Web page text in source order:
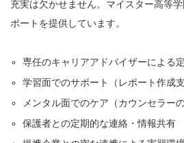
充実は欠かせません。マイスター高等
ポートを提供しています。
専任のキャリアアドバイザーによる
学習面でのサポート（レポート作成
メンタル面でのケア（カウンセラーの
保護者との定期的な連絡・情報共有